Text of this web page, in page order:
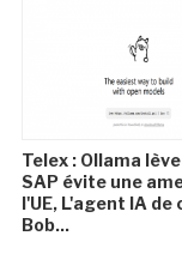
Telex : Ollama
SAP évite une
l'UE, L'agent IA de
Bob...